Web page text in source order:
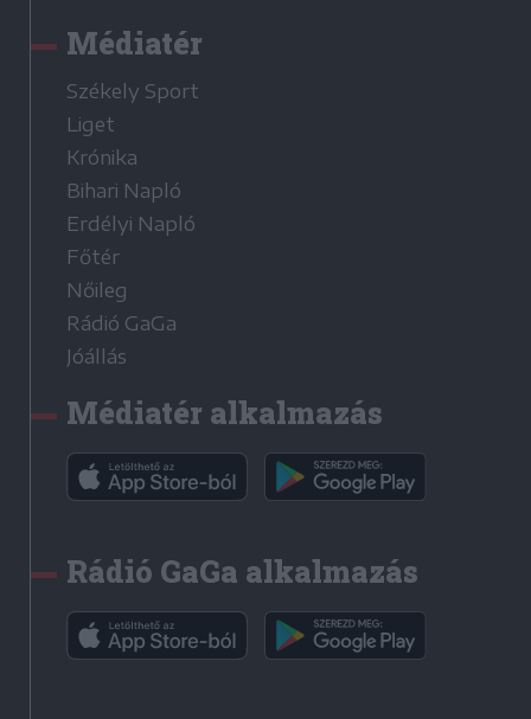
Médiatér
Székely Sport
Liget
Krónika
Bihari Napló
Erdélyi Napló
Főtér
Nőileg
Rádió GaGa
Jóállás
Médiatér alkalmazás
Rádió GaGa alkalmazás